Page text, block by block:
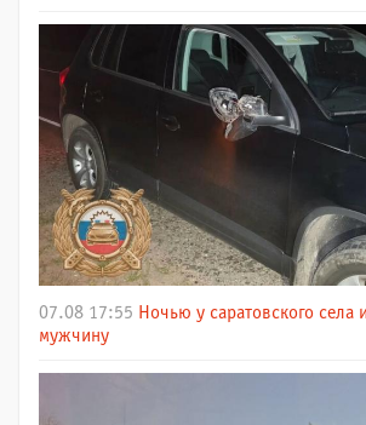
07.08 17:55 Ночью у саратовского села
мужчину